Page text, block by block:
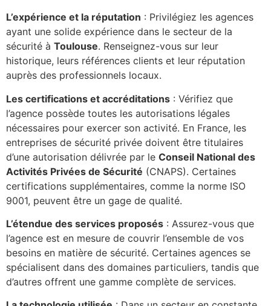
L’expérience et la réputation : Privilégiez les agences
ayant une solide expérience dans le secteur de la
sécurité à Toulouse. Renseignez-vous sur leur
historique, leurs références clients et leur réputation
auprès des professionnels locaux.
Les certifications et accréditations : Vérifiez que
l’agence possède toutes les autorisations légales
nécessaires pour exercer son activité. En France, les
entreprises de sécurité privée doivent être titulaires
d’une autorisation délivrée par le Conseil National des
Activités Privées de Sécurité (CNAPS). Certaines
certifications supplémentaires, comme la norme ISO
9001, peuvent être un gage de qualité.
L’étendue des services proposés : Assurez-vous que
l’agence est en mesure de couvrir l’ensemble de vos
besoins en matière de sécurité. Certaines agences se
spécialisent dans des domaines particuliers, tandis que
d’autres offrent une gamme complète de services.